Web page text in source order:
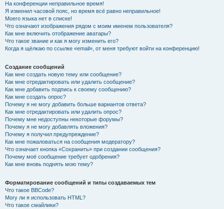
На конференции неправильное время!
Я изменил часовой пояс, но время всё равно неправильное!
Моего языка нет в списке!
Что означают изображения рядом с моим именем пользователя?
Как мне включить отображение аватары?
Что такое звание и как я могу изменить его?
Когда я щёлкаю по ссылке «email», от меня требуют войти на конференцию!
Создание сообщений
Как мне создать новую тему или сообщение?
Как мне отредактировать или удалить сообщение?
Как мне добавить подпись к своему сообщению?
Как мне создать опрос?
Почему я не могу добавить больше вариантов ответа?
Как мне отредактировать или удалить опрос?
Почему мне недоступны некоторые форумы?
Почему я не могу добавлять вложения?
Почему я получил предупреждение?
Как мне пожаловаться на сообщения модератору?
Что означает кнопка «Сохранить» при создании сообщения?
Почему моё сообщение требует одобрения?
Как мне вновь поднять мою тему?
Форматирование сообщений и типы создаваемых тем
Что такое BBCode?
Могу ли я использовать HTML?
Что такое смайлики?